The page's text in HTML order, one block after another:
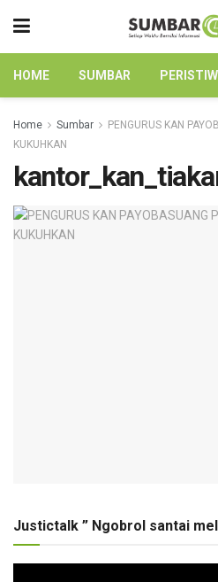
HOME SUMBAR
Home Sumbar
PENGURUS KAN
KUKUHKAN
Justictalk ” Ngobrol santai